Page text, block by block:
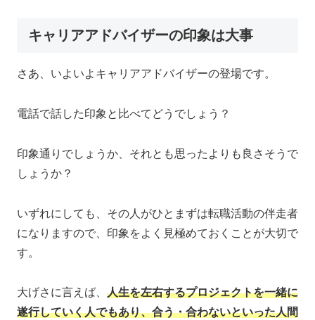
キャリアアドバイザーの印象は大事
さあ、いよいよキャリアアドバイザーの登場です。
電話で話した印象と比べてどうでしょう？
印象通りでしょうか、それとも思ったよりも良さそうで
しょうか？
いずれにしても、その人がひとまずは転職活動の伴走者
になりますので、印象をよく見極めておくことが大切で
す。
大げさに言えば、 人生を左右するプロジェクトを一緒に
遂行していく人でもあり、合う・合わないといった人間